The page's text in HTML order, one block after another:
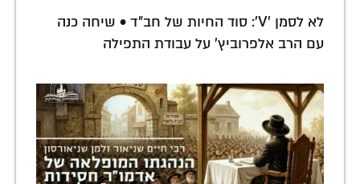
לא לסמן 'V': סוד החיות של חב"ד • שיחה כנה
עם הרב אלפרוביץ' על עבודת התפילה